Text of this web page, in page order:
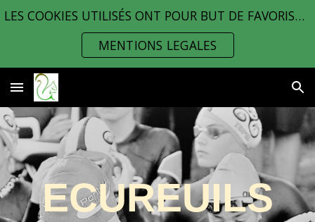
LES COOKIES UTILISÉS ONT POUR BUT DE FAVORISER VOTRE INTERACTION AVEC LE SITE, AVANT DE POURSUIVRE VOTRE NAVIGATION CONSULTEZ LES MENTIONS LEGALES
MENTIONS LEGALES
ECUREUILS